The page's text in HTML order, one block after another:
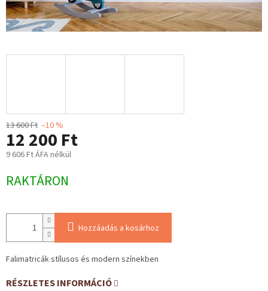
13 600 Ft –10 %
12 200 Ft
9 606 Ft ÁFA nélkül
Egységár:
RAKTÁRON
Hozzáadás a kosárhoz
Falimatricák stílusos és modern színekben
RÉSZLETES INFORMÁCIÓ